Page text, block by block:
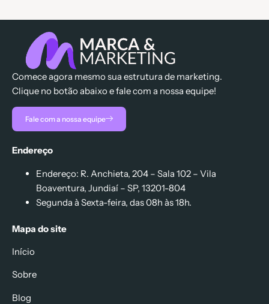
Comece agora mesmo sua estrutura de marketing.
Clique no botão abaixo e fale com a nossa equipe!
Fale com a nossa equipe
Endereço
Endereço: R. Anchieta, 204 – Sala 102 – Vila
Boaventura, Jundiaí – SP, 13201-804
Segunda à Sexta-feira, das 08h às 18h.
Mapa do site
Início
Sobre
Blog